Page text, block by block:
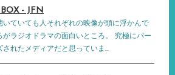
- JFN
いていても人それぞれの映像が頭に浮かんで
がラジオドラマの面白いところ。 究極にパー
されたメディアだと思っていま...